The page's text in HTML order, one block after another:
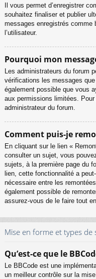
Il vous permet d’enregistrer
souhaitez finaliser et publier
messages enregistrés comme
l’utilisateur.
Pourquoi mon
Les administrateurs du forum
vérifications les messages
également possible que vous
aux permissions limitées.
administrateur du forum.
Comment puis-je
En cliquant sur le lien «
consulter un sujet, vous
sujets, à la première page du
lien, cette fonctionnalité a
nécessaire entre les
également possible de
assurez-vous de le faire tout
Mise en forme et types de
Qu’est-ce que le
Le BBCode est une
un meilleur contrôle sur la